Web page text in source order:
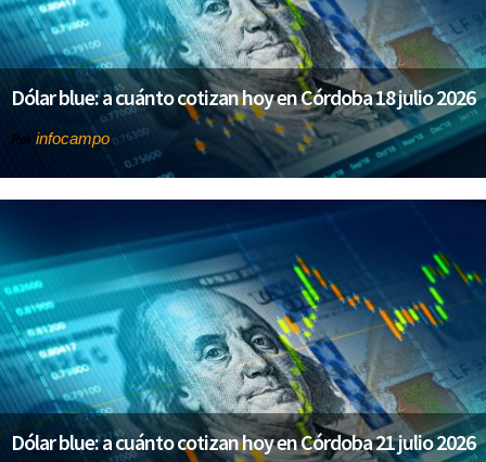
Dólar blue: a cuánto cotizan hoy en Córdoba 18 julio 2026
Por infocampo
Dólar blue: a cuánto cotizan hoy en Córdoba 21 julio 2026